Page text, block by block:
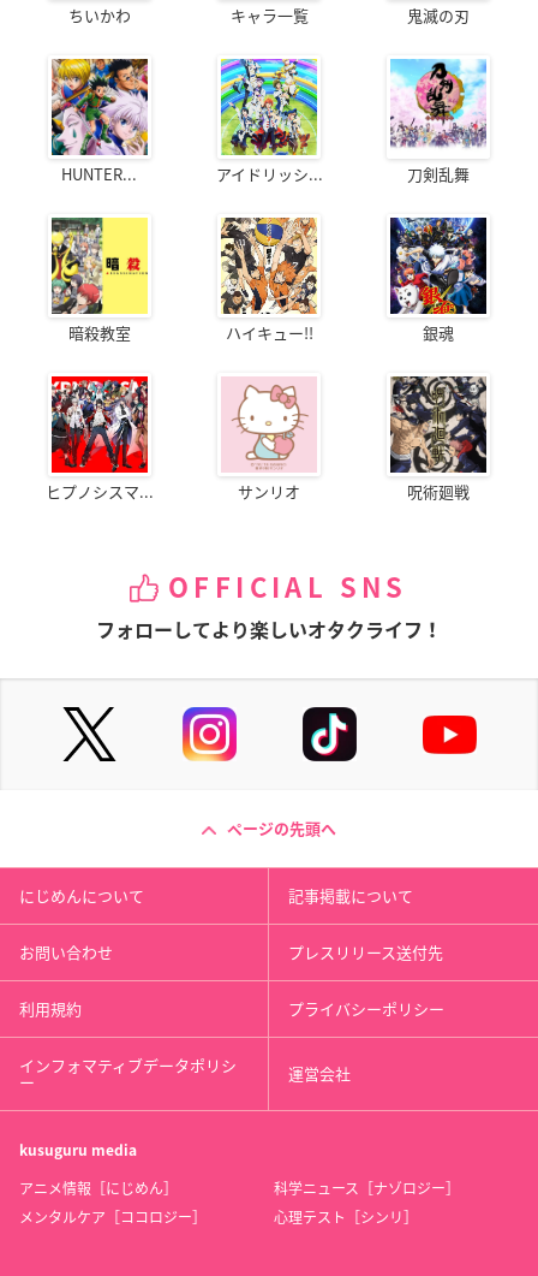
ちいかわ キャラ一覧 鬼滅の刃
HUNTER... アイドリッシ... 刀剣乱舞
暗殺教室 ハイキュー!! 銀魂
ヒプノシスマ... サンリオ 呪術廻戦
OFFICIAL SNS
フォローしてより楽しいオタクライフ！
ページの先頭へ
にじめんについて 記事掲載について
お問い合わせ プレスリリース送付先
利用規約 プライバシーポリシー
インフォマティブデータポリシ
ー 運営会社
kusuguru media
アニメ情報［にじめん］
科学ニュース［ナゾロジー］
メンタルケア［ココロジー］
心理テスト［シンリ］